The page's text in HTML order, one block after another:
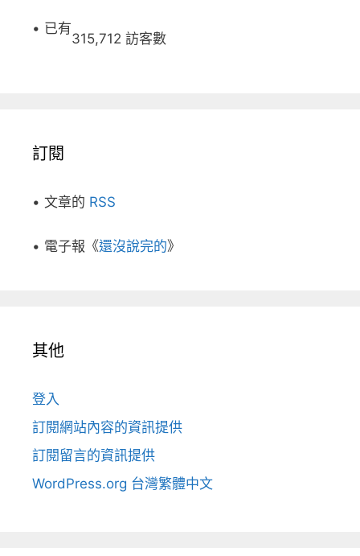
• 已有
315,712 訪客數
訂閱
• 文章的 RSS
• 電子報《還沒說完的》
其他
登入
訂閱網站內容的資訊提供
訂閱留言的資訊提供
WordPress.org 台灣繁體中文